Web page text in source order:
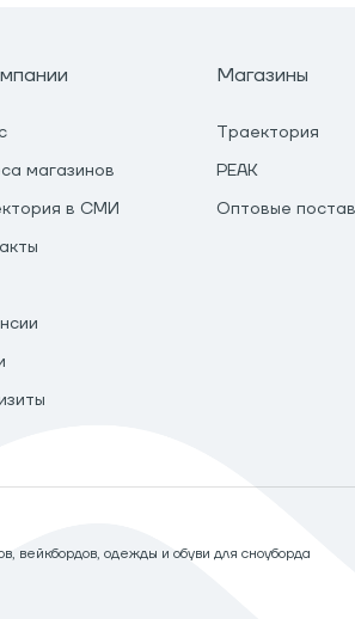
магазинов
в СМИ
Магазины
Траектория
PEAK
Оптовые
вейкбордов, одежды и обуви для сноуборда